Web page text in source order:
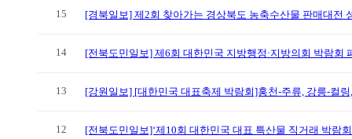
15 [경북일보] 제2회 찾아가는 경상북도 농축수산물 판매대전
14 [전북도민일보] 제6회 대한민국 지방행정·지방의회 박람회
13 [강원일보] [대한민국 대표축제 박람회]홍천-주류, 강릉-컬
12 [전북도민일보]‘제10회 대한민국 대표 특산물 직거래 박람